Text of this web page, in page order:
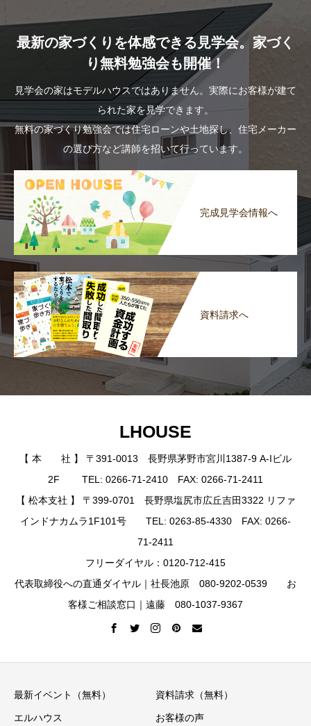
最新の家づくりを体感できる見学会。家づく
り無料勉強会も開催！
見学会の家はモデルハウスではありません。実際にお客様が建て
られた家を見学できます。
無料の家づくり勉強会では住宅ローンや土地探し、住宅メーカー
の選び方など講師を招いて行っています。
完成見学会情報へ
資料請求へ
LHOUSE
【 本 社 】 〒391-0013 長野県茅野市宮川1387-9 A-Iビル
2F TEL: 0266-71-2410 FAX: 0266-71-2411
【 松本支社 】 〒399-0701 長野県塩尻市広丘吉田3322 リファ
インドナカムラ1F101号 TEL: 0263-85-4330 FAX: 0266-
71-2411
フリーダイヤル：0120-712-415
代表取締役への直通ダイヤル｜社長池原 080-9202-0539 お
客様ご相談窓口｜遠藤 080-1037-9367
最新イベント（無料） 資料請求（無料）
エルハウス お客様の声